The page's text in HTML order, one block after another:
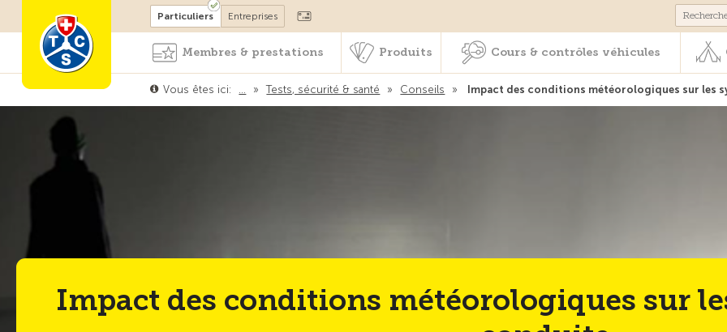
Devenir membre Cours & contrôles
Particuliers Entreprises
Membres & prestations Produits Cours & contrôles véhicules
Vous êtes ici: … » Tests, sécurité & santé » Conseils » Impact des conditions météorologiques sur les
Impact des conditions météorologiques sur